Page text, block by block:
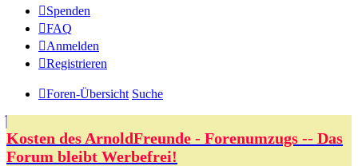
Spenden
FAQ
Anmelden
Registrieren
Foren-Übersicht Suche
Kosten des ArnoldFreunde - Forenumzugs -- Das
Forum bleibt Werbefrei!